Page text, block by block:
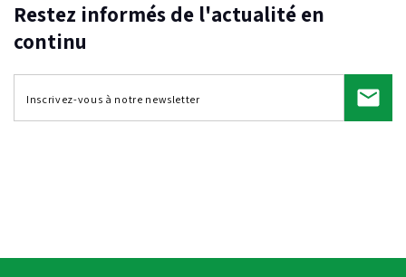
Restez informés de l'actualité en
continu